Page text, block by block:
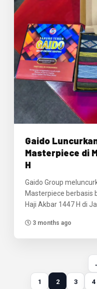
Gaido
Masterpiece di
H
Gaido Group
Masterpiece berbasis
Haji Akbar 1447 H di
3 months ago
1 2 3 4